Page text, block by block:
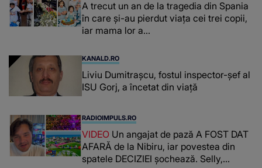
A trecut un an de la tragedia din Spania
în care și-au pierdut viața cei trei copii,
iar mama lor a…
KANALD.RO
Liviu Dumitrașcu, fostul inspector-șef al
ISU Gorj, a încetat din viață
RADIOIMPULS.RO
VIDEO Un angajat de pază A FOST DAT
AFARĂ de la Nibiru, iar povestea din
spatele DECIZIEI șochează. Selly,